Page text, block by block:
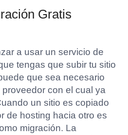
Gratis
a usar un servicio de
tengas que subir tu sitio
que sea necesario
con el cual ya
un sitio es copiado
de hosting hacia otro es
migración. La